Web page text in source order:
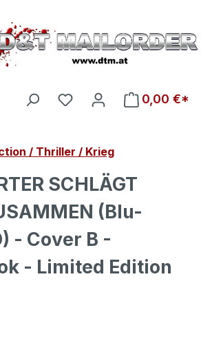
Du hast 0 Produkte auf
0,00 €*
/ Thriller / Krieg
SCHLÄGT
(Blu-
- Cover B -
- Limited Edition